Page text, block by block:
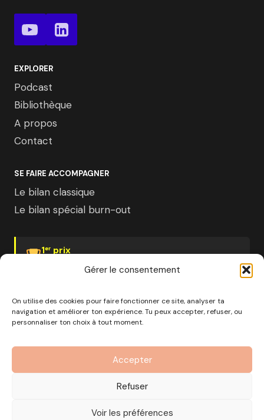
Gérer le consentement
On utilise des cookies pour faire fonctionner ce site, analyser ta
navigation et améliorer ton expérience. Tu peux accepter, refuser, ou
personnaliser ton choix à tout moment.
Accepter
Refuser
Voir les préférences
EXPLORER
Podcast
Bibliothèque
A propos
Contact
SE FAIRE ACCOMPAGNER
Le bilan classique
Le bilan spécial burn-out
1er prix
capital de 1000€ · RCS Marseille · SIRET
890 976 699 00037
OF n°93 13 18812 13 — Enregistré auprès du préfet de la
région Provence-Alpes-Côte d'Azur
Mentions LégalesPolitique de confidentialité